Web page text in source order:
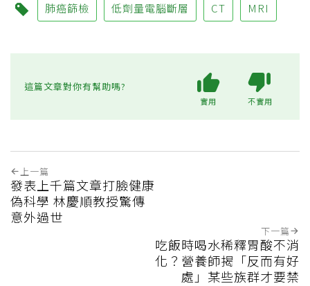
肺癌篩檢 低劑量電腦斷層 CT MRI
這篇文章對你有幫助嗎?
實用 不實用
上一篇
發表上千篇文章打臉健康
偽科學 林慶順教授驚傳
意外過世
下一篇
吃飯時喝水稀釋胃酸不消
化？營養師揭「反而有好
處」某些族群才要禁